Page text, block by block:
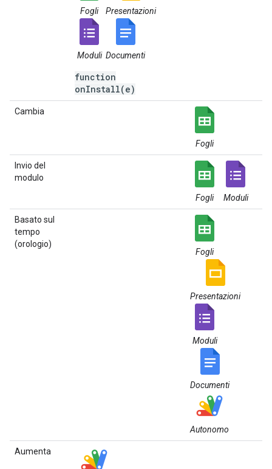
Fogli Presentazioni
Moduli Documenti
function
onInstall(e)
Cambia
Fogli
Invio del
modulo
Fogli Moduli
Basato sul
tempo
(orologio)
Fogli
Presentazioni
Moduli
Documenti
Autonomo
Aumenta